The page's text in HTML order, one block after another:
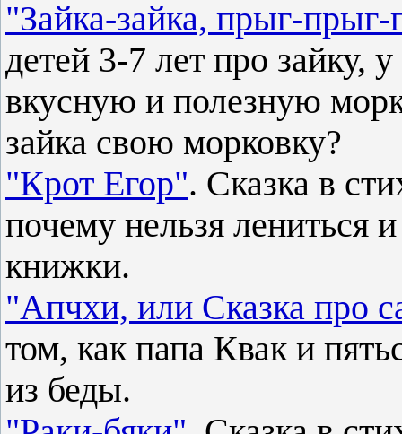
"Зайка-зайка, прыг-
детей 3-7 лет про зайку,
вкусную и полезную
зайка свою морковку?
"Крот Егор". Сказка в
почему нельзя лениться
книжки.
"Апчхи, или Сказка про
том, как папа Квак и
из беды.